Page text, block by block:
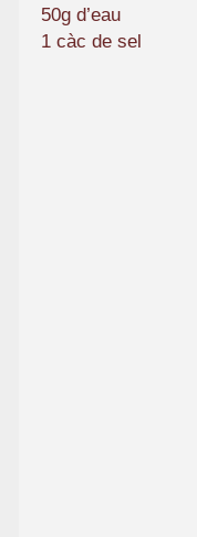
50g d’eau
1 càc de sel